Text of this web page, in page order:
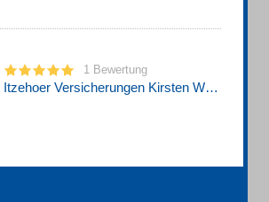
1 Bewertung
Itzehoer Versicherungen Kirsten Wood